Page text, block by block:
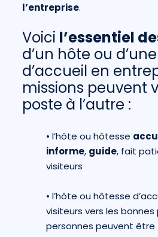
l’entreprise.
Voici l’essentiel
d’un hôte ou
d’accueil en
missions peuvent
poste à l’autre :
• l’hôte ou hôtesse
informe, guide, fait
visiteurs
• l’hôte ou hôtesse
visiteurs vers les bonnes
personnes peuvent être